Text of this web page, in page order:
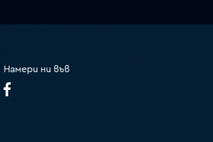
Намери ни във